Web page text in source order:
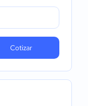
Cotizar